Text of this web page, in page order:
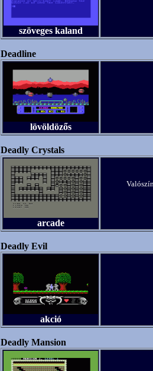
szöveges kaland
Deadline
lövöldözős
Deadly Crystals
arcade
Deadly Evil
akció
Deadly Mansion